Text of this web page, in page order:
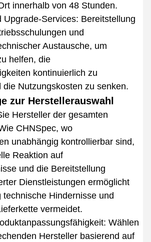
innerhalb von 48 Stunden.
Upgrade-Services: Bereitstellung
und
Austausche, um
helfen, die
kontinuierlich zu
die Nutzungskosten zu senken.
zur Herstellerauswahl
Hersteller der gesamten
CHNSpec, wo
unabhängig kontrollierbar sind,
Reaktion auf
und die Bereitstellung
Dienstleistungen ermöglicht
technische Hindernisse und
vermeidet.
Wählen
Hersteller basierend auf